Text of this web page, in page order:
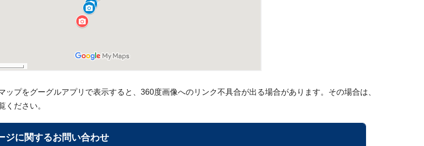
ップをグーグルアプリで表示すると、360度画像へのリンク不具合が出る場合があります。その場合は、
ください。
ジに関するお問い合わせ